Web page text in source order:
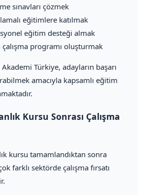
sınavları çözmek
eğitimlere katılmak
eğitim desteği almak
çalışma programı oluşturmak
Türkiye, adayların başarı
amacıyla kapsamlı eğitim
Kursu Sonrası Çalışma
kursu tamamlandıktan sonra
farklı sektörde çalışma fırsatı